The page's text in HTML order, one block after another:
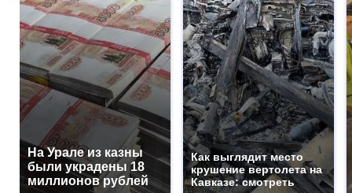
На Урале из казны
были украдены 18
миллионов рублей
Как выглядит место
крушение вертолета на
Кавказе: смотреть